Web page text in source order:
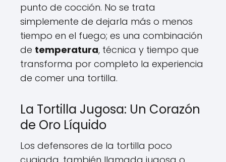
punto de cocción. No se trata
simplemente de dejarla más o menos
tiempo en el fuego; es una combinación
de temperatura, técnica y tiempo que
transforma por completo la experiencia
de comer una tortilla.
La Tortilla Jugosa: Un Corazón
de Oro Líquido
Los defensores de la tortilla poco